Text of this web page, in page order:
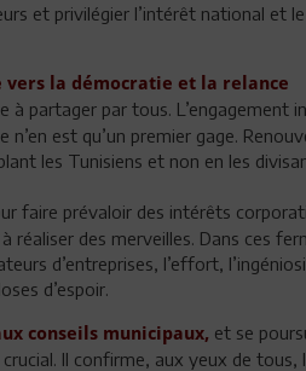
et privilégier l’intérêt national et
vers la démocratie et la relance
à partager par tous. L’engagement
est qu’un premier gage.
les Tunisiens et non en les
faire prévaloir des intérêts
réaliser des merveilles. Dans ces
d’entreprises, l’effort,
d’espoir.
conseils municipaux, et se
Il confirme, aux yeux de tous,